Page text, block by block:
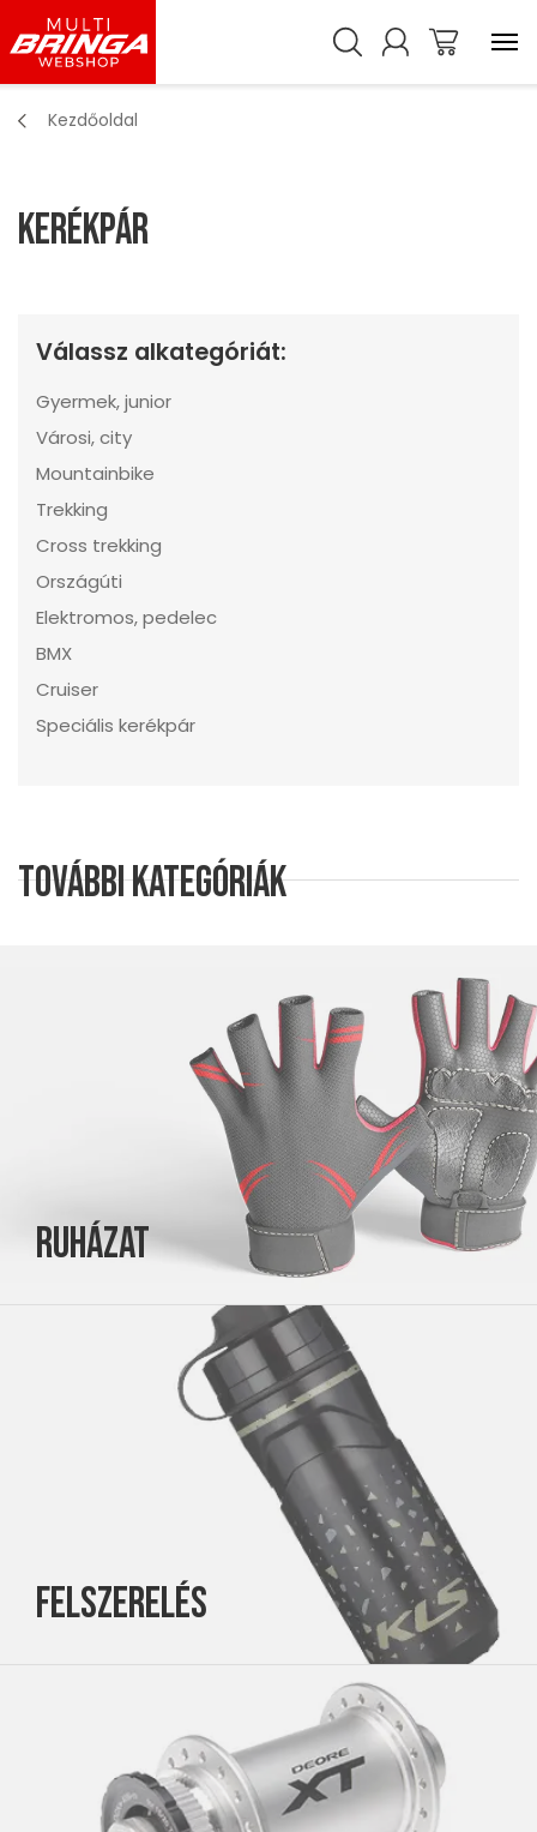
Kezdőoldal
Kerékpár
Válassz alkategóriát:
Gyermek, junior
Városi, city
Mountainbike
Trekking
Cross trekking
Országúti
Elektromos, pedelec
BMX
Cruiser
Speciális kerékpár
További kategóriák
Ruházat
Felszerelés